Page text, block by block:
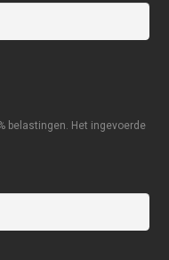
belastingen. Het ingevoerde